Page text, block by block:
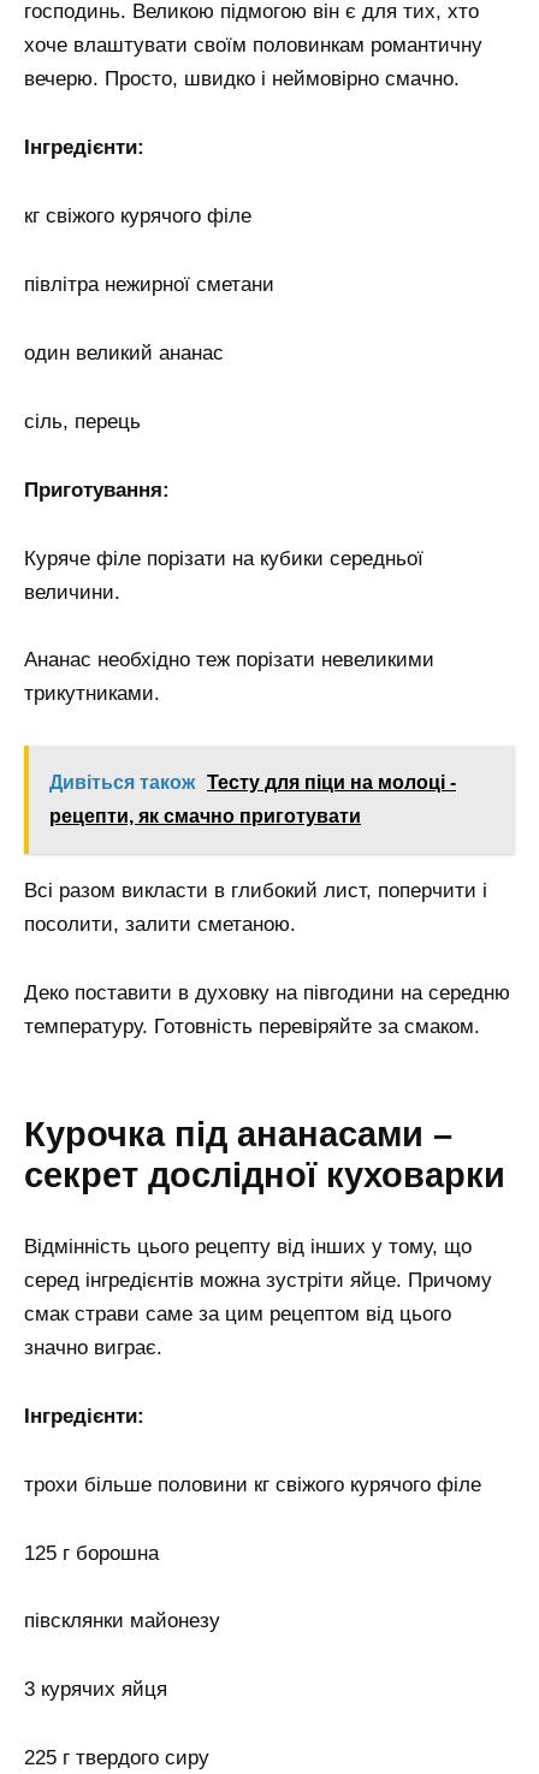
господинь. Великою підмогою він є для тих, хто
хоче влаштувати своїм половинкам романтичну
вечерю. Просто, швидко і неймовірно смачно.
Інгредієнти:
кг свіжого курячого філе
півлітра нежирної сметани
один великий ананас
сіль, перець
Приготування:
Куряче філе порізати на кубики середньої
величини.
Ананас необхідно теж порізати невеликими
трикутниками.
Дивіться також Тесту для піци на молоці -
рецепти, як смачно приготувати
Всі разом викласти в глибокий лист, поперчити і
посолити, залити сметаною.
Деко поставити в духовку на півгодини на середню
температуру. Готовність перевіряйте за смаком.
Курочка під ананасами –
секрет дослідної куховарки
Відмінність цього рецепту від інших у тому, що
серед інгредієнтів можна зустріти яйце. Причому
смак страви саме за цим рецептом від цього
значно виграє.
Інгредієнти:
трохи більше половини кг свіжого курячого філе
125 г борошна
півсклянки майонезу
3 курячих яйця
225 г твердого сиру